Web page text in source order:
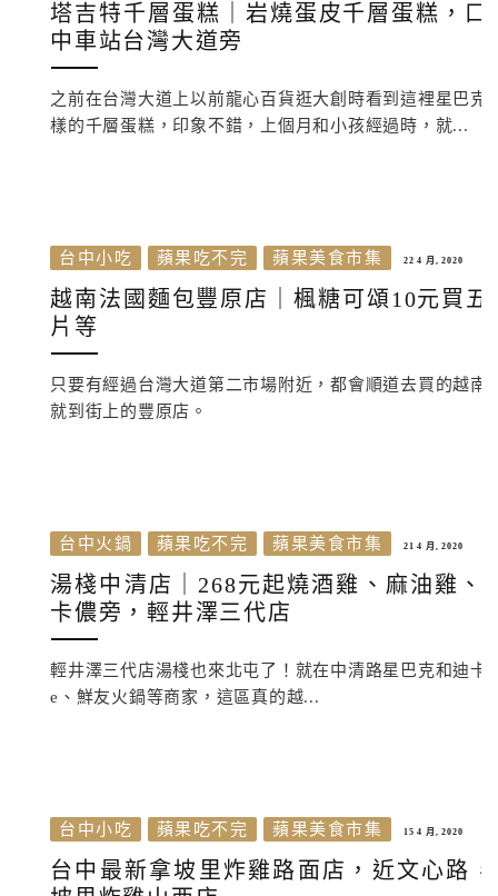
塔吉特千層蛋糕｜岩燒蛋皮千層蛋糕，
中車站台灣大道旁
之前在台灣大道上以前龍心百貨逛大創時看到這裡星巴
樣的千層蛋糕，印象不錯，上個月和小孩經過時，就...
台中小吃 蘋果吃不完 蘋果美食市集 22 4 月, 2020
越南法國麵包豐原店｜楓糖可頌10元買
片等
只要有經過台灣大道第二市場附近，都會順道去買的越
就到街上的豐原店。
台中火鍋 蘋果吃不完 蘋果美食市集 21 4 月, 2020
湯棧中清店｜268元起燒酒雞、麻油雞
卡儂旁，輕井澤三代店
輕井澤三代店湯棧也來北屯了！就在中清路星巴克和迪
e、鮮友火鍋等商家，這區真的越...
台中小吃 蘋果吃不完 蘋果美食市集 15 4 月, 2020
台中最新拿坡里炸雞路面店，近文心路